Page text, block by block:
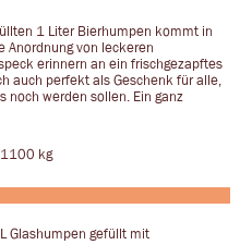
1 Liter Bierhumpen kommt in
Anordnung von leckeren
erinnern an ein frischgezapftes
auch perfekt als Geschenk für alle,
noch werden sollen. Ein ganz
1100 kg
Glashumpen gefüllt mit